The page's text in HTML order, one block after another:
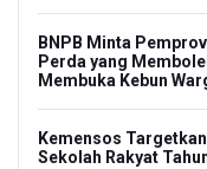
BNPB Minta
Perda yang
Membuka Kebun
Kemensos
Sekolah Rakyat